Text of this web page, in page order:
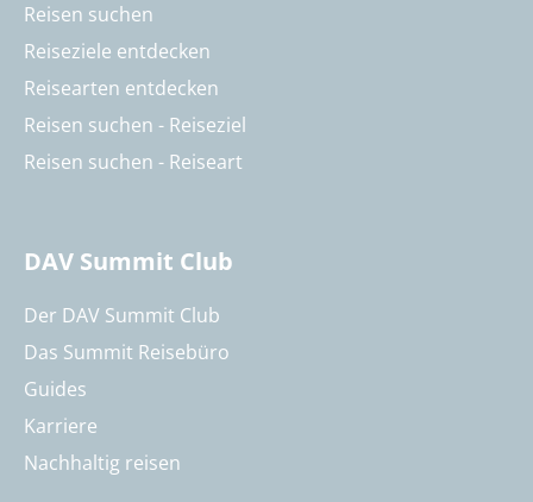
Reisen suchen
Reiseziele entdecken
Reisearten entdecken
Reisen suchen - Reiseziel
Reisen suchen - Reiseart
DAV Summit Club
Der DAV Summit Club
Das Summit Reisebüro
Guides
Karriere
Nachhaltig reisen